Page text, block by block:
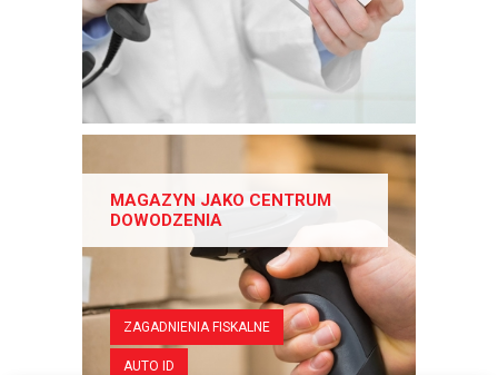
MAGAZYN JAKO CENTRUM
DOWODZENIA
ZAGADNIENIA FISKALNE
AUTO ID